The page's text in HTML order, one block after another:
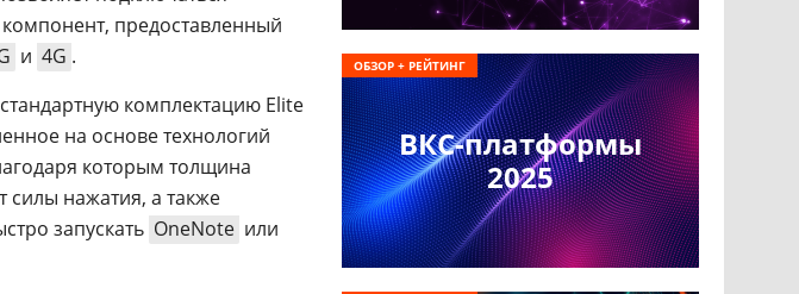
компонент, предоставленный
и 4G .
комплектацию Elite
на основе технологий
которым толщина
силы нажатия, а также
запускать OneNote или
ВКС-платформы
2025
ОБЗОР + РЕЙТИНГ